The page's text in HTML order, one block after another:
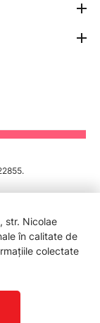
str. Nicolae
în calitate de
colectate